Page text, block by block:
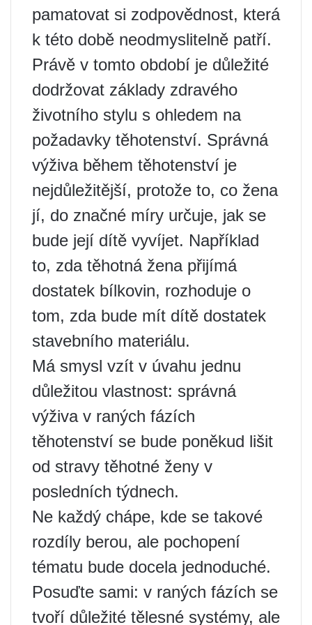
pamatovat si zodpovědnost, která
k této době neodmyslitelně patří.
Právě v tomto období je důležité
dodržovat základy zdravého
životního stylu s ohledem na
požadavky těhotenství. Správná
výživa během těhotenství je
nejdůležitější, protože to, co žena
jí, do značné míry určuje, jak se
bude její dítě vyvíjet. Například
to, zda těhotná žena přijímá
dostatek bílkovin, rozhoduje o
tom, zda bude mít dítě dostatek
stavebního materiálu.
Má smysl vzít v úvahu jednu
důležitou vlastnost: správná
výživa v raných fázích
těhotenství se bude poněkud lišit
od stravy těhotné ženy v
posledních týdnech.
Ne každý chápe, kde se takové
rozdíly berou, ale pochopení
tématu bude docela jednoduché.
Posuďte sami: v raných fázích se
tvoří důležité tělesné systémy, ale